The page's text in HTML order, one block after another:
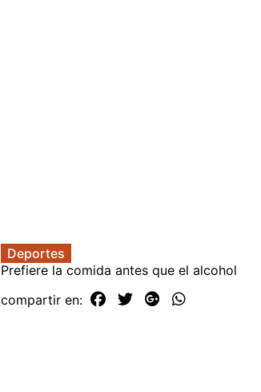
Deportes
Prefiere la comida antes que el alcohol
compartir en: